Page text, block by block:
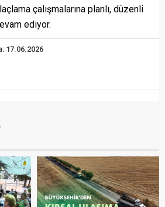
çalışmalarına planlı, düzenli
ediyor.
17.06.2026